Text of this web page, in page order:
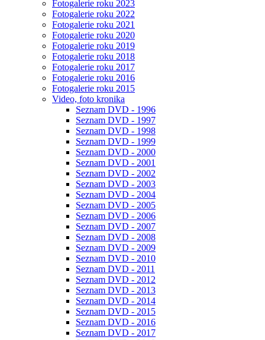
Fotogalerie roku 2023
Fotogalerie roku 2022
Fotogalerie roku 2021
Fotogalerie roku 2020
Fotogalerie roku 2019
Fotogalerie roku 2018
Fotogalerie roku 2017
Fotogalerie roku 2016
Fotogalerie roku 2015
Video, foto kronika
Seznam DVD - 1996
Seznam DVD - 1997
Seznam DVD - 1998
Seznam DVD - 1999
Seznam DVD - 2000
Seznam DVD - 2001
Seznam DVD - 2002
Seznam DVD - 2003
Seznam DVD - 2004
Seznam DVD - 2005
Seznam DVD - 2006
Seznam DVD - 2007
Seznam DVD - 2008
Seznam DVD - 2009
Seznam DVD - 2010
Seznam DVD - 2011
Seznam DVD - 2012
Seznam DVD - 2013
Seznam DVD - 2014
Seznam DVD - 2015
Seznam DVD - 2016
Seznam DVD - 2017